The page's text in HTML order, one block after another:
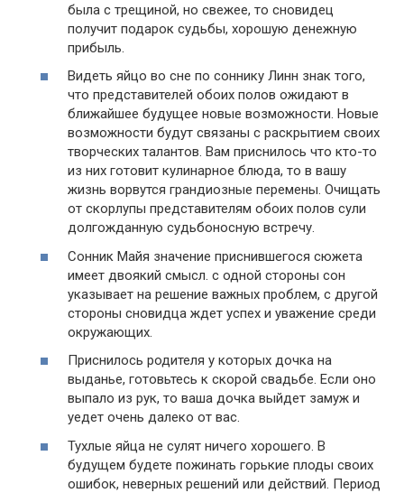
была с трещиной, но свежее, то сновидец
получит подарок судьбы, хорошую денежную
прибыль.
Видеть яйцо во сне по соннику Линн знак того,
что представителей обоих полов ожидают в
ближайшее будущее новые возможности. Новые
возможности будут связаны с раскрытием своих
творческих талантов. Вам приснилось что кто-то
из них готовит кулинарное блюда, то в вашу
жизнь ворвутся грандиозные перемены. Очищать
от скорлупы представителям обоих полов сули
долгожданную судьбоносную встречу.
Сонник Майя значение приснившегося сюжета
имеет двоякий смысл. с одной стороны сон
указывает на решение важных проблем, с другой
стороны сновидца ждет успех и уважение среди
окружающих.
Приснилось родителя у которых дочка на
выданье, готовьтесь к скорой свадьбе. Если оно
выпало из рук, то ваша дочка выйдет замуж и
уедет очень далеко от вас.
Тухлые яйца не сулят ничего хорошего. В
будущем будете пожинать горькие плоды своих
ошибок, неверных решений или действий. Период